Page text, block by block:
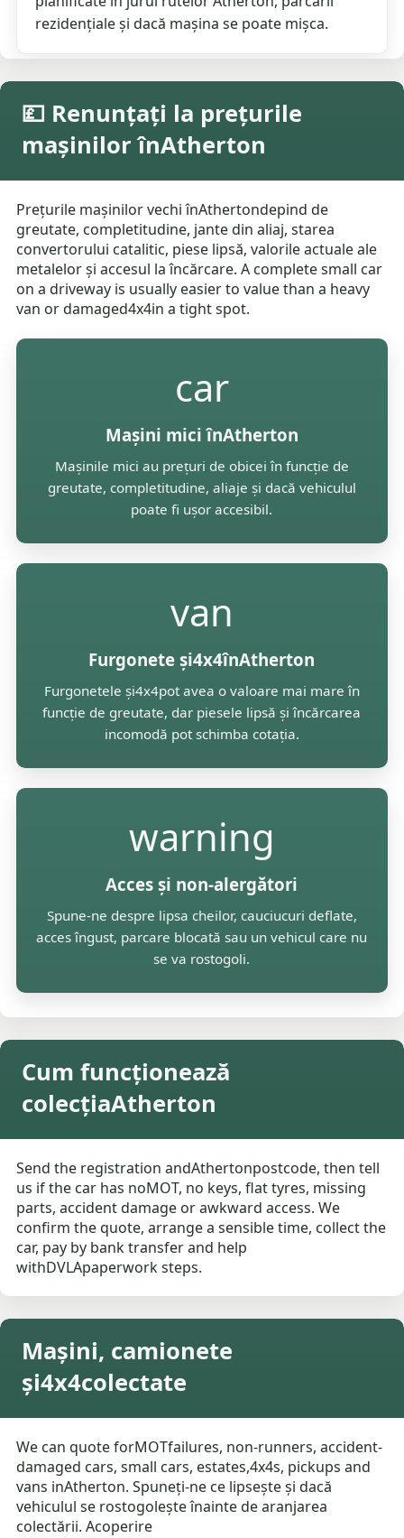
rezidențiale și dacă mașina se poate mișca.
💷 Renunțați la prețurile
mașinilor înAtherton
Prețurile mașinilor vechi înAthertondepind de
greutate, completitudine, jante din aliaj, starea
convertorului catalitic, piese lipsă, valorile actuale ale
metalelor și accesul la încărcare. A complete small car
on a driveway is usually easier to value than a heavy
van or damaged4x4in a tight spot.
car
Mașini mici înAtherton
Mașinile mici au prețuri de obicei în funcție de
greutate, completitudine, aliaje și dacă vehiculul
poate fi ușor accesibil.
van
Furgonete și4x4înAtherton
Furgonetele și4x4pot avea o valoare mai mare în
funcție de greutate, dar piesele lipsă și încărcarea
incomodă pot schimba cotația.
warning
Acces și non-alergători
Spune-ne despre lipsa cheilor, cauciucuri deflate,
acces îngust, parcare blocată sau un vehicul care nu
se va rostogoli.
Cum funcționează
colecțiaAtherton
Send the registration andAthertonpostcode, then tell
us if the car has noMOT, no keys, flat tyres, missing
parts, accident damage or awkward access. We
confirm the quote, arrange a sensible time, collect the
car, pay by bank transfer and help
withDVLApaperwork steps.
Mașini, camionete
și4x4colectate
We can quote forMOTfailures, non-runners, accident-
damaged cars, small cars, estates,4x4s, pickups and
vans inAtherton. Spuneți-ne ce lipsește și dacă
vehiculul se rostogolește înainte de aranjarea
colectării. Acoperire